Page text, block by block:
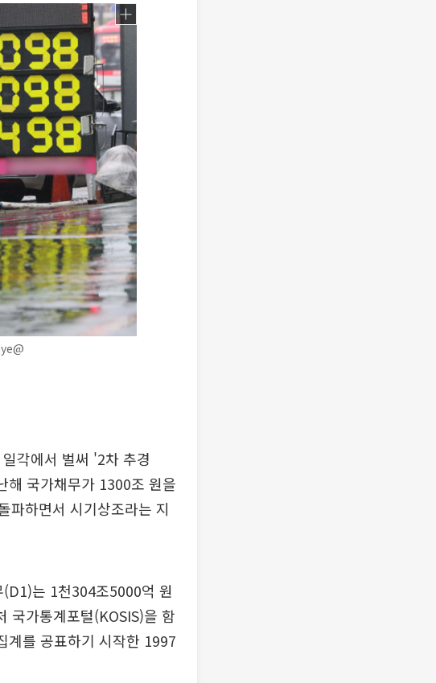
각에서 벌써 '2차 추경
해 국가채무가 1300조 원을
파하면서 시기상조라는 지
는 1천304조5000억 원
국가통계포털(KOSIS)을 함
계를 공표하기 시작한 1997